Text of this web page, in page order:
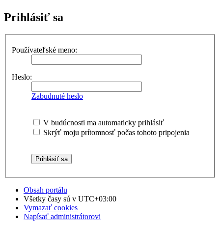
Prihlásiť sa
Používateľské meno:
Heslo:
Zabudnuté heslo
V budúcnosti ma automaticky prihlásiť
Skrýť moju prítomnosť počas tohoto pripojenia
Obsah portálu
Všetky časy sú v UTC+03:00
Vymazať cookies
Napísať administrátorovi